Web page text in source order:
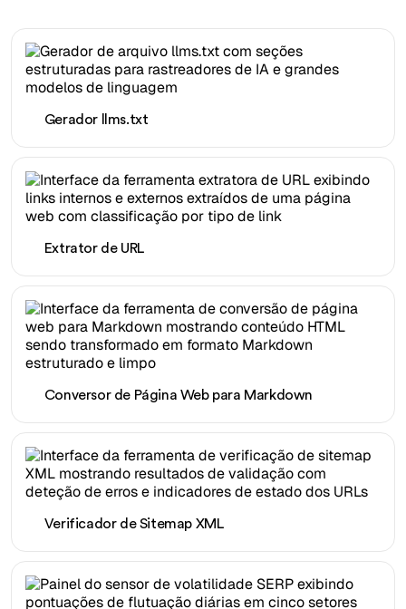
Gerador llms.txt
Extrator de URL
Conversor de Página Web para Markdown
Verificador de Sitemap XML